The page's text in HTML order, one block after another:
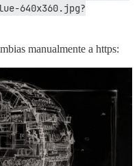
640x360.jpg?
manualmente a https: